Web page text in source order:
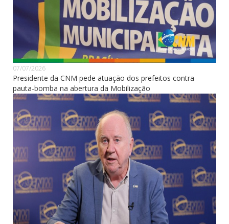
07/07/2026
Presidente da CNM pede atuação dos prefeitos contra
pauta-bomba na abertura da Mobilização